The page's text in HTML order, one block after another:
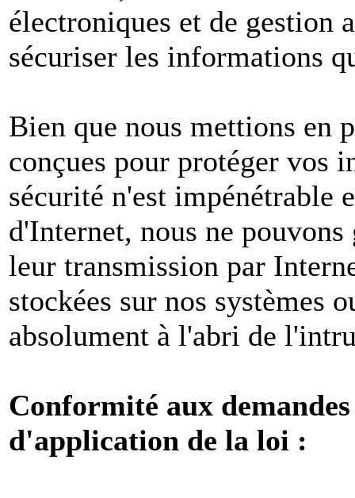
électroniques et de gestion
sécuriser les informations
Bien que nous mettions en
conçues pour protéger vos
sécurité n'est impénétrable
d'Internet, nous ne
leur transmission par
stockées sur nos systèmes
absolument à l'abri de
Conformité aux
d'application de la loi :